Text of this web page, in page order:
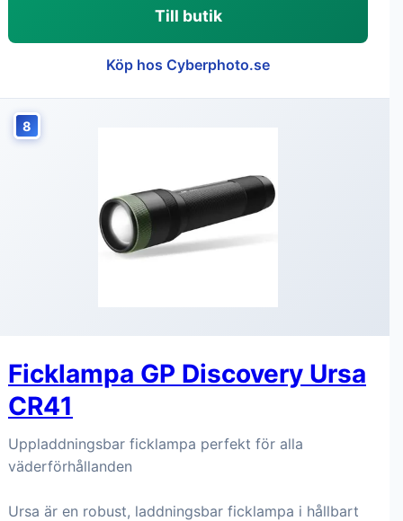
Till butik
Köp hos Cyberphoto.se
8
Ficklampa GP Discovery Ursa
CR41
Uppladdningsbar ficklampa perfekt för alla
väderförhållanden
Ursa är en robust, laddningsbar ficklampa i hållbart